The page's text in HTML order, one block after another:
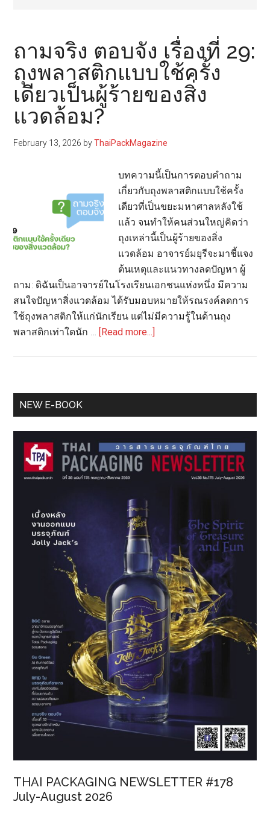
ถามจริง ตอบจัง เรื่องที่ 29:
ถุงพลาสติกแบบใช้ครั้ง
เดียวเป็นผู้ร้ายของสิ่ง
แวดล้อม?
February 13, 2026 byThaiPackMagazine
บทความนี้เป็นการตอบคำถาม
เกี่ยวกับถุงพลาสติกแบบใช้ครั้ง
เดียวที่เป็นขยะมหาศาลหลังใช้
แล้ว จนทำให้คนส่วนใหญ่คิดว่า
ถุงเหล่านี้เป็นผู้ร้ายของสิ่ง
แวดล้อม อาจารย์มยุรีจะมาชี้แจง
ต้นเหตุและแนวทางลดปัญหา ผู้
ถาม: ดิฉันเป็นอาจารย์ในโรงเรียนเอกชนแห่งหนึ่ง มีความ
สนใจปัญหาสิ่งแวดล้อม ได้รับมอบหมายให้รณรงค์ลดการ
ใช้ถุงพลาสติกให้แก่นักเรียน แต่ไม่มีความรู้ในด้านถุง
พลาสติกเท่าใดนัก …
[Read more...]
จัง
29:
ถุง
พลาสติก
เดียว
เป็น
ผู้ร้าย
ของ
สิ่ง
แวดล้อม?
Primary
NEW E-BOOK
THAI PACKAGING NEWSLETTER #178
July-August 2026